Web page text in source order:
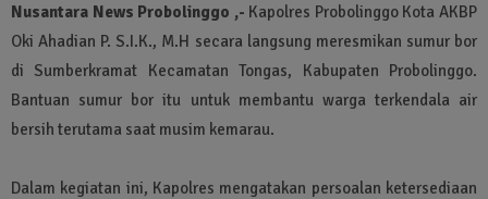
Nusantara News Probolinggo ,- Kapolres Probolinggo Kota AKBP
Oki Ahadian P. S.I.K., M.H secara langsung meresmikan sumur bor
di Sumberkramat Kecamatan Tongas, Kabupaten Probolinggo.
Bantuan sumur bor itu untuk membantu warga terkendala air
bersih terutama saat musim kemarau.
Dalam kegiatan ini, Kapolres mengatakan persoalan ketersediaan